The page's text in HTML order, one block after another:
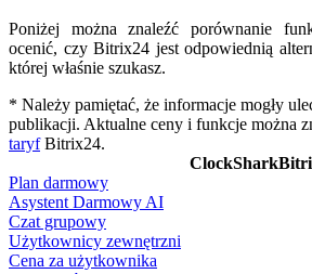
Poniżej można znaleźć porównanie
ocenić, czy Bitrix24 jest odpowiednią
której właśnie szukasz.
* Należy pamiętać, że informacje mogły
publikacji. Aktualne ceny i funkcje można
taryfBitrix24.
ClockShark
Plan darmowy
Asystent Darmowy AI
Czat grupowy
Użytkownicy zewnętrzni
Cena za użytkownika